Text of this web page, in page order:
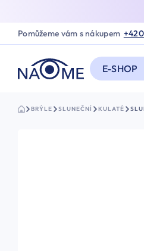
Pomůžeme vám s nákupem
E-SHOP
BRÝLE SLUNEČNÍ KULATÉ